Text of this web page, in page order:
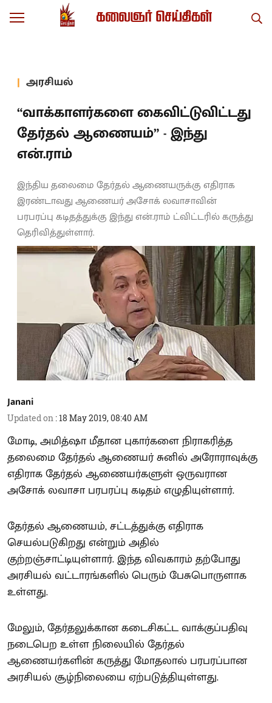
அரசியல்
“வாக்காளர்களை கைவிட்டுவிட்டது
தேர்தல் ஆணையம்” - இந்து
என்.ராம்
இந்திய தலைமை தேர்தல் ஆணையருக்கு எதிராக
இரண்டாவது ஆணையர் அசோக் லவாசாவின்
பரபரப்பு கடிதத்துக்கு இந்து என்.ராம் ட்விட்டரில் கருத்து
தெரிவித்துள்ளார்.
Janani
Updated on :18 May 2019, 08:40 AM
மோடி, அமித்ஷா மீதான புகார்களை நிராகரித்த
தலைமை தேர்தல் ஆணையர் சுனில் அரோராவுக்கு
எதிராக தேர்தல் ஆணையர்களுள் ஒருவரான
அசோக் லவாசா பரபரப்பு கடிதம் எழுதியுள்ளார்.
தேர்தல் ஆணையம், சட்டத்துக்கு எதிராக
செயல்படுகிறது என்றும் அதில்
குற்றஞ்சாட்டியுள்ளார். இந்த விவகாரம் தற்போது
அரசியல் வட்டாரங்களில் பெரும் பேசுபொருளாக
உள்ளது.
மேலும், தேர்தலுக்கான கடைசிகட்ட வாக்குப்பதிவு
நடைபெற உள்ள நிலையில் தேர்தல்
ஆணையர்களின் கருத்து மோதலால் பரபரப்பான
அரசியல் சூழ்நிலையை ஏற்படுத்தியுள்ளது.